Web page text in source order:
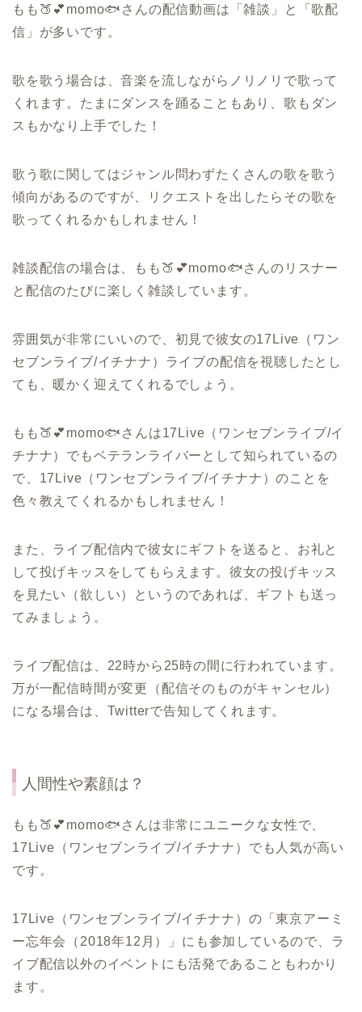
もも🍑💕momo🐟さんの配信動画は「雑談」と「歌配
信」が多いです。
歌を歌う場合は、音楽を流しながらノリノリで歌って
くれます。たまにダンスを踊ることもあり、歌もダン
スもかなり上手でした！
歌う歌に関してはジャンル問わずたくさんの歌を歌う
傾向があるのですが、リクエストを出したらその歌を
歌ってくれるかもしれません！
雑談配信の場合は、もも🍑💕momo🐟さんのリスナー
と配信のたびに楽しく雑談しています。
雰囲気が非常にいいので、初見で彼女の17Live（ワン
セブンライブ/イチナナ）ライブの配信を視聴したとし
ても、暖かく迎えてくれるでしょう。
もも🍑💕momo🐟さんは17Live（ワンセブンライブ/イ
チナナ）でもベテランライバーとして知られているの
で、17Live（ワンセブンライブ/イチナナ）のことを
色々教えてくれるかもしれません！
また、ライブ配信内で彼女にギフトを送ると、お礼と
して投げキッスをしてもらえます。彼女の投げキッス
を見たい（欲しい）というのであれば、ギフトも送っ
てみましょう。
ライブ配信は、22時から25時の間に行われています。
万が一配信時間が変更（配信そのものがキャンセル）
になる場合は、Twitterで告知してくれます。
人間性や素顔は？
もも🍑💕momo🐟さんは非常にユニークな女性で、
17Live（ワンセブンライブ/イチナナ）でも人気が高い
です。
17Live（ワンセブンライブ/イチナナ）の「東京アーミ
ー忘年会（2018年12月）」にも参加しているので、ラ
イブ配信以外のイベントにも活発であることもわかり
ます。